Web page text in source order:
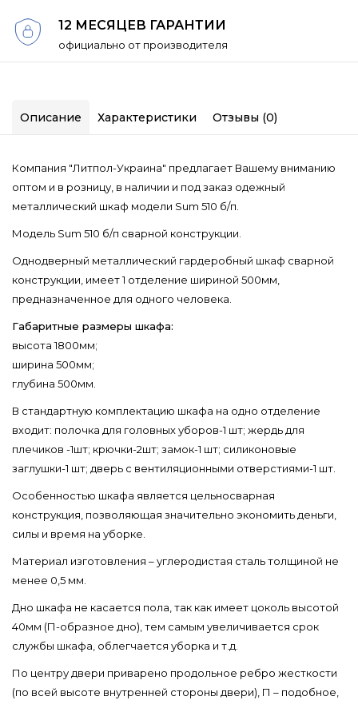
12 МЕСЯЦЕВ ГАРАНТИИ
официально от производителя
Описание Характеристики Отзывы (0)
Компания "Литпол-Украина" предлагает Вашему вниманию
оптом и в розницу, в наличии и под заказ одежный
металлический шкаф модели Sum 510 б/п.
Модель Sum 510 б/п сварной конструкции.
Однодверный металлический гардеробный шкаф сварной
конструкции, имеет 1 отделение шириной 500мм,
предназначенное для одного человека.
Габаритные размеры шкафа:
высота 1800мм;
ширина 500мм;
глубина 500мм.
В стандартную комплектацию шкафа на одно отделение
входит: полочка для головных уборов-1 шт; жердь для
плечиков -1шт; крючки-2шт; замок-1 шт; силиконовые
заглушки-1 шт; дверь с вентиляционными отверстиями-1 шт.
Особенностью шкафа является цельносварная
конструкция, позволяющая значительно экономить деньги,
силы и время на уборке.
Материал изготовления – углеродистая сталь толщиной не
менее 0,5 мм.
Дно шкафа не касается пола, так как имеет цоколь высотой
40мм (П-образное дно), тем самым увеличивается срок
службы шкафа, облегчается уборка и т.д.
По центру двери приварено продольное ребро жесткости
(по всей высоте внутренней стороны двери), П – подобное,